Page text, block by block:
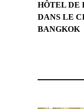
HÔTEL DE
DANS LE
BANGKOK